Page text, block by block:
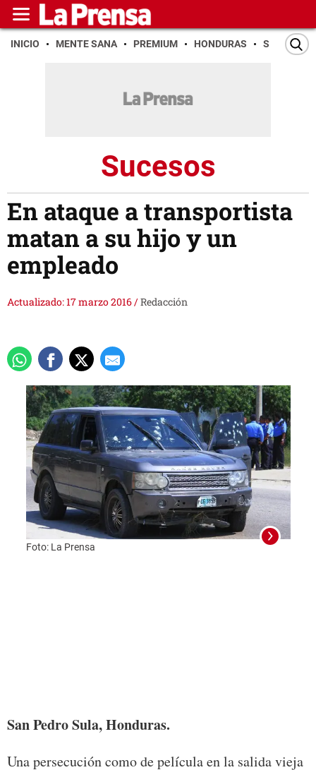
INICIO MENTE SANA PREMIUM HONDURAS SAN PEDRO
Sucesos
En ataque a transportista
matan a su hijo y un
empleado
Actualizado: 17 marzo 2016/Redacción
Foto: La Prensa
San Pedro Sula, Honduras.
Una persecución como de película en la salida vieja